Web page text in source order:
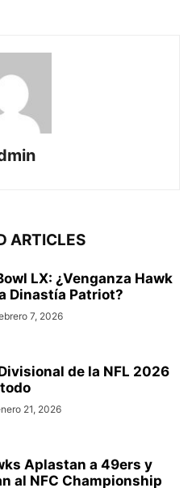
ARTICLES
LX: ¿Venganza Hawk
Dinastía Patriot?
7, 2026
de la NFL 2026
21, 2026
Aplastan a 49ers y
al NFC Championship